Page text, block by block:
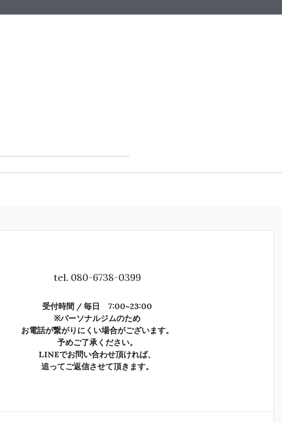
tel. 080-6738-0399
受付時間 / 毎日 7:00~23:00
※パーソナルジムのため
お電話が繋がりにくい場合がございます。
予めご了承ください。
LINEでお問い合わせ頂ければ、
追ってご返信させて頂きます。